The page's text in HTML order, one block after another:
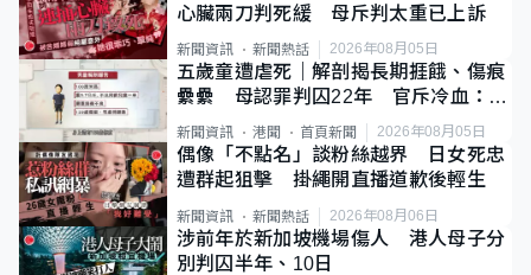
心臟兩刀判死緩 母斥判太重已上訴
新聞資訊 新聞熱話 2026年08月05日
五歲童遭虐死｜解剖揭長期捱餓、傷痕
纍纍 母認罪判囚22年 官斥冷血：同
類案最惡劣
新聞資訊 港聞 首頁新聞 2026年08月05日
偶像「不點名」談粉絲越界 日女死忠
遭群起狙擊 掛繩開直播道歉後輕生
新聞資訊 新聞熱話 2026年08月06日
涉前年於新加坡機場傷人 港人母子分
別判囚半年、10日